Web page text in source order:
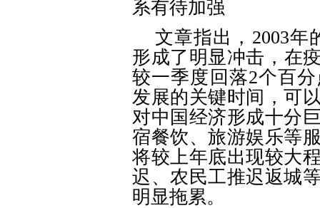
系有待加强
文章指出， 2003年
形成了明显冲击，在
较一季度回落2个百
发展的关键时间，可
对中国经济形成十分
宿餐饮、旅游娱乐等
将较上年底出现较大
迟、农民工推迟返城
明显拖累。